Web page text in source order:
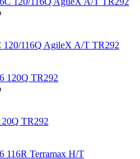
120/116Q AgileX A/T TR292
TR292